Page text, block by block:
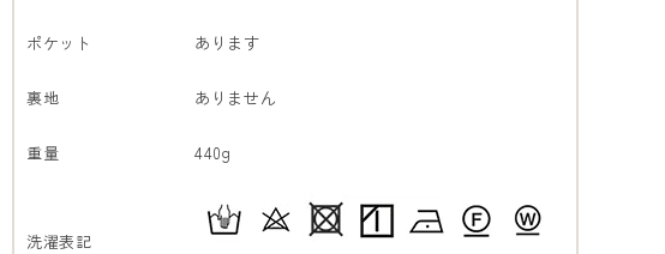
ポケット あります
裏地 ありません
重量 440g
洗濯表記